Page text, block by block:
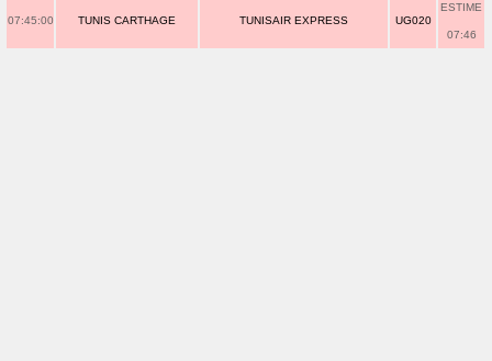
07:45:00 TUNIS CARTHAGE TUNISAIR EXPRESS UG020
ESTIME
07:46